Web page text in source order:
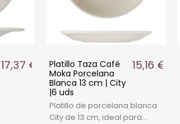
17,37 €
Platillo Taza Café
Moka Porcelana
Blanca 13 cm | City
|6 uds
15,16 €
Platillo de porcelana blanca
City de 13 cm, ideal para